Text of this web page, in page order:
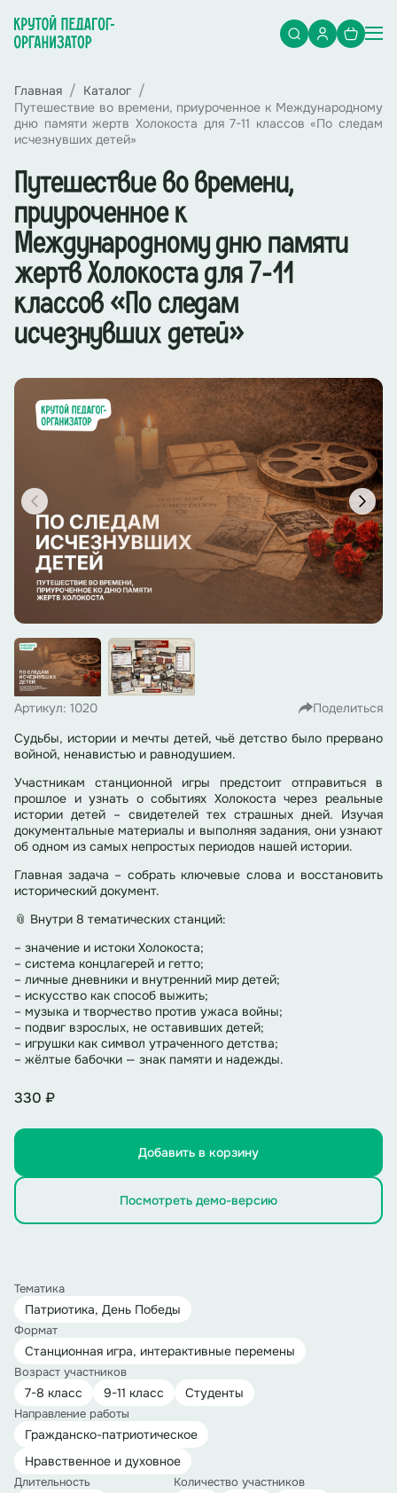
Главная
Каталог
Путешествие во времени, приуроченное к Международному
дню памяти жертв Холокоста для 7-11 классов «По следам
исчезнувших детей»
Путешествие во времени,
приуроченное к
Международному дню памяти
жертв Холокоста для 7-11
классов «По следам
исчезнувших детей»
Артикул: 1020
Поделиться
Судьбы, истории и мечты детей, чьё детство было прервано
войной, ненавистью и равнодушием.
Участникам станционной игры предстоит отправиться в
прошлое и узнать о событиях Холокоста через реальные
истории детей – свидетелей тех страшных дней. Изучая
документальные материалы и выполняя задания, они узнают
об одном из самых непростых периодов нашей истории.
Главная задача – собрать ключевые слова и восстановить
исторический документ.
📎 Внутри 8 тематических станций:
– значение и истоки Холокоста;
– система концлагерей и гетто;
– личные дневники и внутренний мир детей;
– искусство как способ выжить;
– музыка и творчество против ужаса войны;
– подвиг взрослых, не оставивших детей;
– игрушки как символ утраченного детства;
– жёлтые бабочки — знак памяти и надежды.
330 ₽
Добавить в корзину
Посмотреть демо-версию
Тематика
Патриотика, День Победы
Формат
Станционная игра, интерактивные перемены
Возраст участников
7-8 класс 9-11 класс Студенты
Направление работы
Гражданско-патриотическое
Нравственное и духовное
Длительность Количество участников